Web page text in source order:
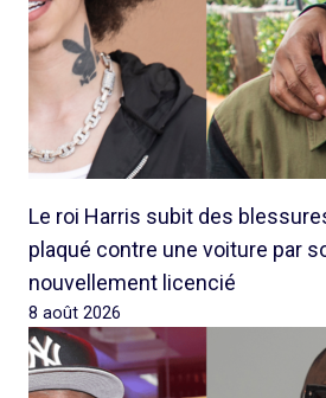
Le roi Harris subit des
plaqué contre une voiture par
nouvellement licencié
8 août 2026